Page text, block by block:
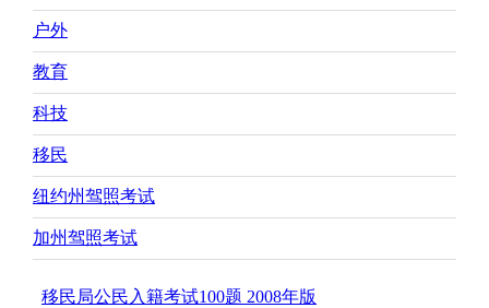
户外
教育
科技
移民
纽约州驾照考试
加州驾照考试
移民局公民入籍考试100题 2008年版